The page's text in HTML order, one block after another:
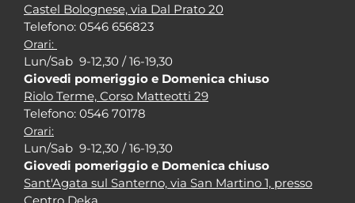
Castel Bolognese, via Dal Prato 20
Telefono: 0546 656823
Orari:
Lun/Sab 9-12,30 / 16-19,30
Giovedi pomeriggio e Domenica chiuso
Riolo Terme, Corso Matteotti 29
Telefono: 0546 70178
Orari:
Lun/Sab 9-12,30 / 16-19,30
Giovedi pomeriggio e Domenica chiuso
Sant'Agata sul Santerno, via San Martino 1, presso